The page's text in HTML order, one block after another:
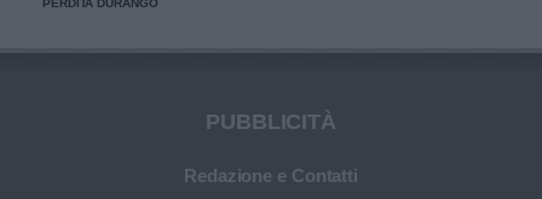
PERDITA DURANGO
PUBBLICITÀ
Redazione e Contatti